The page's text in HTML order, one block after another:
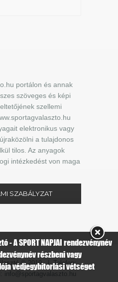
portálon és annak
szöveges és képi
szellemi
elektronikus vagy
a tulajdonos
tilos. Az anyagok
intézkedést von maga
SZABÁLYZAT
© 2019 | Telefon:
info@sportagvalaszto.hu
- A SPORT NAPJAI rendezvénynév
részbeni vagy
védjegybitorlási vétséget